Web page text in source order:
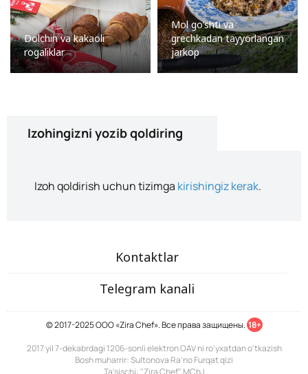
Dolchin va kakaoli
rogaliklar
Mol go’shti va
grechkadan tayyorlangan
jarkop
Izohingizni yozib qoldiring
Izoh qoldirish uchun tizimga kirishingiz kerak.
Kontaktlar
Telegram kanali
© 2017-2025 ООО «Zira Chef». Все права защищены. 18+
2017 yil 7-dekabrdagi 1206-sonli elektron OAV ni ro'yxatdan o'tkazish
Bosh muharrir: Sultonova Ra’no Furqat qizi
Ta'sischi: "Zira Chef" MChJ